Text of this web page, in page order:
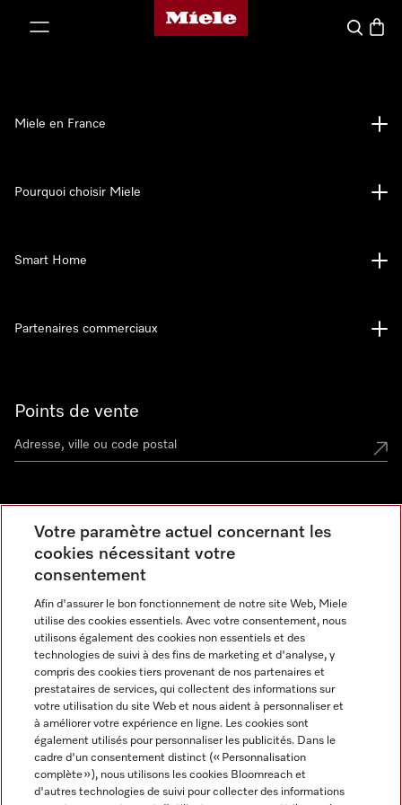
Page d'accueil Miele
Search
Points de vente
Découvrez la boutique Miele proche de chez vous
Newsletter
Miele en France
Pourquoi choisir Miele
Smart Home
Partenaires commerciaux
Miele sur Instagram
Miele sur Facebook
Miele sur Youtube
Votre paramètre actuel concernant les
cookies nécessitant votre
consentement
Afin d'assurer le bon fonctionnement de notre site Web, Miele
utilise des cookies essentiels. Avec votre consentement, nous
utilisons également des cookies non essentiels et des
technologies de suivi à des fins de marketing et d'analyse, y
compris des cookies tiers provenant de nos partenaires et
prestataires de services, qui collectent des informations sur
votre utilisation du site Web et nous aident à personnaliser et
à améliorer votre expérience en ligne. Les cookies sont
également utilisés pour personnaliser les publicités. Dans le
cadre d'un consentement distinct (« Personnalisation
complète »), nous utilisons les cookies Bloomreach et
d'autres technologies de suivi pour collecter des informations